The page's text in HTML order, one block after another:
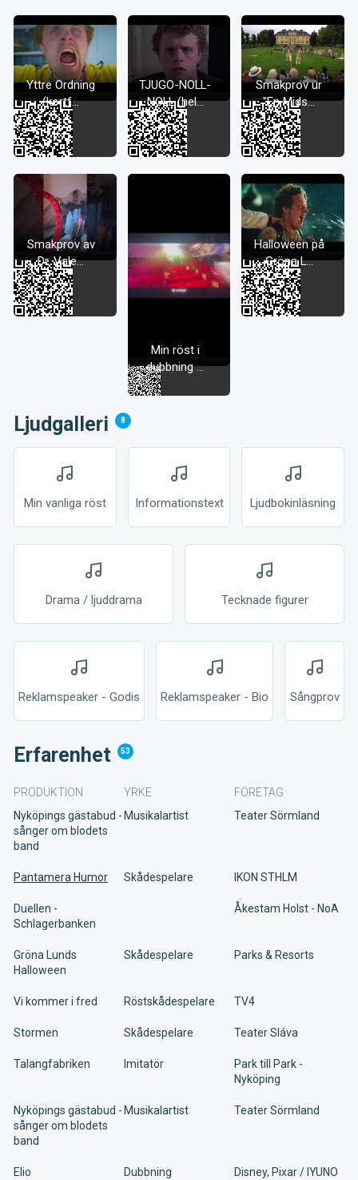
Erfarenhet 53
PRODUKTION YRKE
FÖRETAG
Nyköpings gästabud -
sånger om blodets
band
Musikalartist Teater Sörmland
Pantamera Humor Skådespelare IKON STHLM
Duellen -
Schlagerbanken
Åkestam Holst - NoA
Gröna Lunds
Halloween
Skådespelare Parks & Resorts
Vi kommer i fred Röstskådespelare TV4
Stormen Skådespelare Teater Sláva
Talangfabriken Imitatör
Park till Park -
Nyköping
Nyköpings gästabud -
sånger om blodets
band
Musikalartist Teater Sörmland
Elio Dubbning Disney, Pixar / IYUNO
Yttre Ordning
(kortf...
TJUGO-NOLL-
NOLL (hel...
Smakprov ur
"En Mids...
Smakprov av
Dr. Vale...
Min röst i
dubbning ...
Halloween på
Gröna L...
Ljudgalleri 8
Min vanliga röst Informationstext Ljudbokinläsning
Drama / ljuddrama Tecknade figurer
Reklamspeaker - Godis Reklamspeaker - Bio Sångprov